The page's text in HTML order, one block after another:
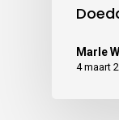
Marle
4 maart